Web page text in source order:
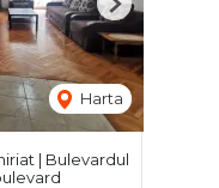
Harta
Next
| Bulevardul